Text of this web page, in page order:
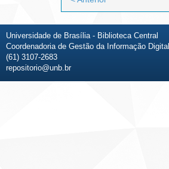
Universidade de Brasília - Biblioteca Central
Coordenadoria de Gestão da Informação
(61) 3107-2683
repositorio@unb.br